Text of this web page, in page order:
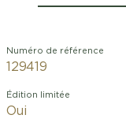
Numéro de référence
129419
Édition limitée
Oui